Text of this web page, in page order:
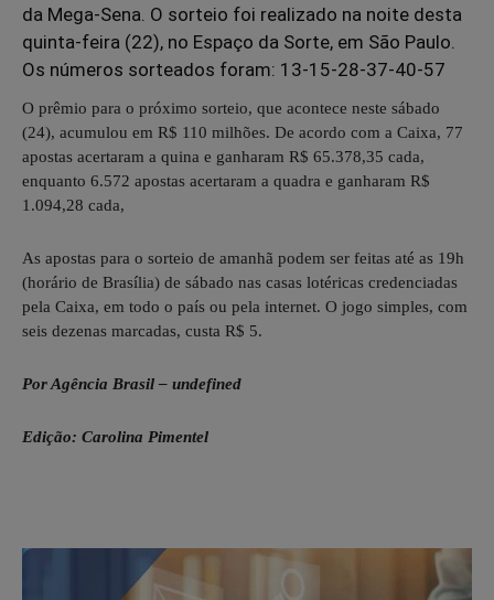
da Mega-Sena. O sorteio foi realizado na noite desta
quinta-feira (22), no Espaço da Sorte, em São Paulo.
Os números sorteados foram: 13-15-28-37-40-57
O prêmio para o próximo sorteio, que acontece neste sábado
(24), acumulou em R$ 110 milhões. De acordo com a Caixa, 77
apostas acertaram a quina e ganharam R$ 65.378,35 cada,
enquanto 6.572 apostas acertaram a quadra e ganharam R$
1.094,28 cada,
As apostas para o sorteio de amanhã podem ser feitas até as 19h
(horário de Brasília) de sábado nas casas lotéricas credenciadas
pela Caixa, em todo o país ou pela internet. O jogo simples, com
seis dezenas marcadas, custa R$ 5.
Por Agência Brasil – undefined
Edição: Carolina Pimentel